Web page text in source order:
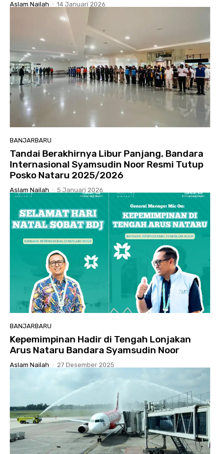
Aslam Nailah - 14 Januari 2026
BANJARBARU
Tandai Berakhirnya Libur Panjang, Bandara
Internasional Syamsudin Noor Resmi Tutup
Posko Nataru 2025/2026
Aslam Nailah - 5 Januari 2026
BANJARBARU
Kepemimpinan Hadir di Tengah Lonjakan
Arus Nataru Bandara Syamsudin Noor
Aslam Nailah - 27 Desember 2025